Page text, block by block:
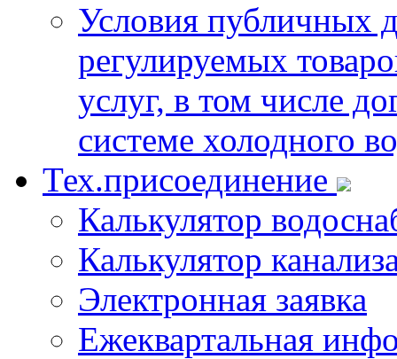
Условия публичных
регулируемых
услуг, в том числе
системе холодного
Тех.присоединение
Калькулятор
Калькулятор
Электронная заявка
Ежеквартальная